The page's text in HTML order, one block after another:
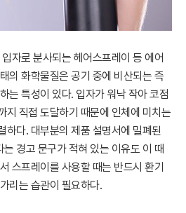
자로 분사되는 헤어스프레이 등 에어
의 화학물질은 공기 중에 비산되는 즉
는 특성이 있다. 입자가 워낙 작아 코점
지 직접 도달하기 때문에 인체에 미치는
하다. 대부분의 제품 설명서에 밀폐된
경고 문구가 적혀 있는 이유도 이 때
스프레이를 사용할 때는 반드시 환기
리는 습관이 필요하다.